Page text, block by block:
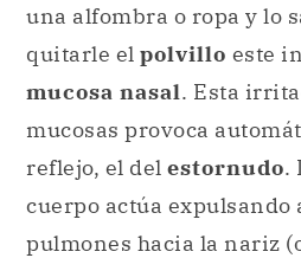
una alfombra o ropa y lo
quitarle el polvillo este
mucosa nasal. Esta
mucosas provoca
reflejo, el del estornudo.
cuerpo actúa expulsando
pulmones hacia la nariz